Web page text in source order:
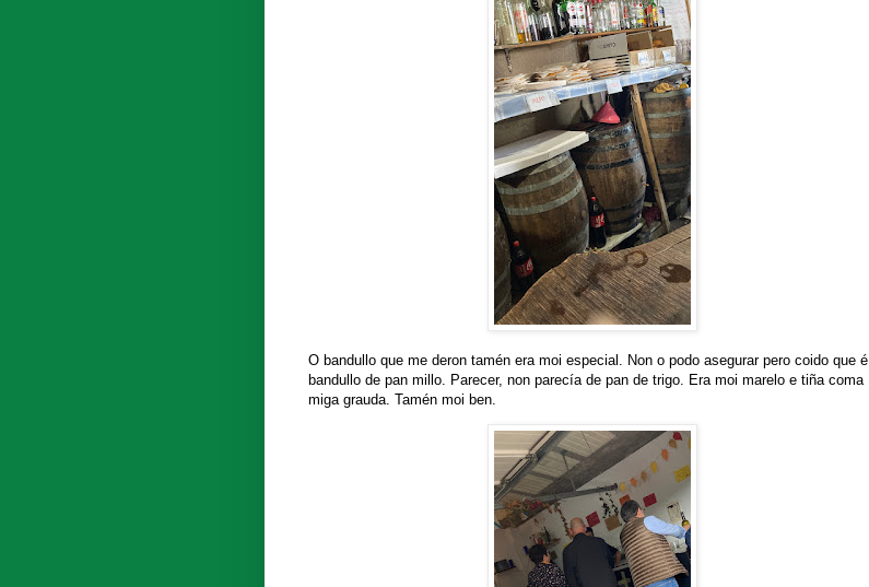
O bandullo que me deron tamén era moi especial. Non o podo asegurar pero coido que é
bandullo de pan millo. Parecer, non parecía de pan de trigo. Era moi marelo e tiña coma
miga grauda. Tamén moi ben.